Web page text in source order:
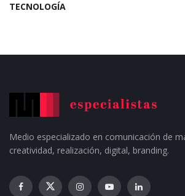
TECNOLOGÍA
Medio especializado en comunicación de
creatividad, realización, digital, branding.